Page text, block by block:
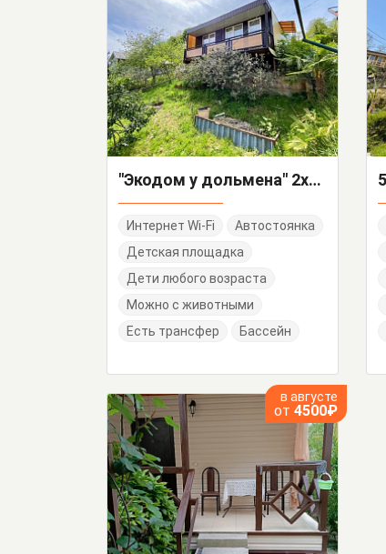
"Экодом у дольмена" 2х-комнатный дом под-ключ
Интернет Wi-Fi
Автостоянка
Детская площадка
Дети любого возраста
Можно с животными
Есть трансфер
Бассейн
в августе
от 4500₽